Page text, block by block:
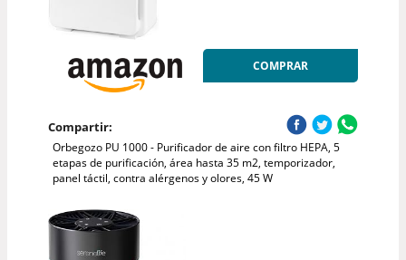
COMPRAR
Compartir:
Orbegozo PU 1000 - Purificador de aire con filtro HEPA, 5
etapas de purificación, área hasta 35 m2, temporizador,
panel táctil, contra alérgenos y olores, 45 W